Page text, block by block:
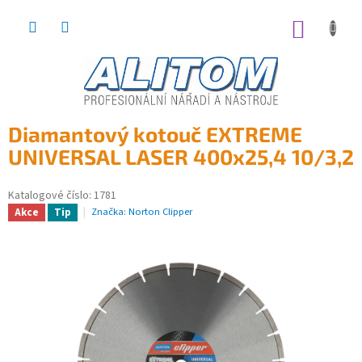
Diamantový kotouč EXTREME
UNIVERSAL LASER 400x25,4 10/3,2
Katalogové číslo: 1781
Akce Tip Značka: Norton Clipper